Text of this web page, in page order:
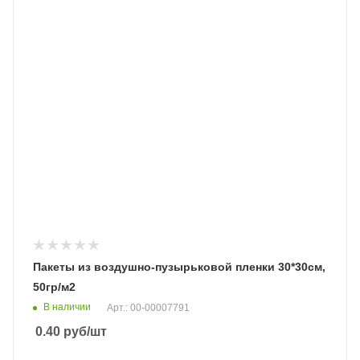
Пакеты из воздушно-пузырьковой пленки 30*30cм,
50гр/м2
В наличии Арт.: 00-00007791
0.40 руб/шт